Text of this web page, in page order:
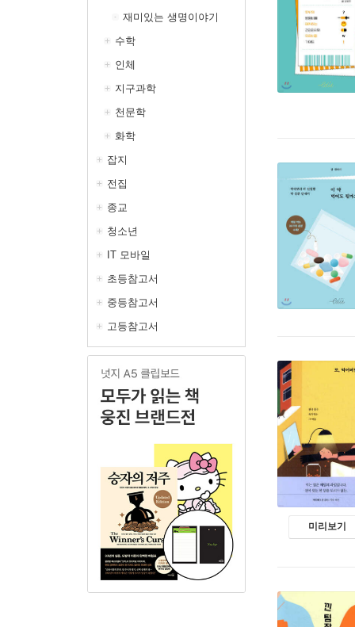
재미있는 생명이야기
수학
인체
지구과학
천문학
화학
잡지
전집
종교
청소년
IT 모바일
초등참고서
중등참고서
고등참고서
미리보기